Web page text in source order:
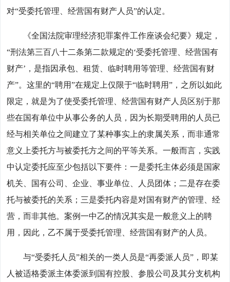
对“受委托管理、经营国有财产人员”的认定。
《全国法院审理经济犯罪案件工作座谈会纪要》规定，
“刑法第三百八十二条第二款规定的‘受委托管理、经营国有
财产’，是指因承包、租赁、临时聘用等管理、经营国有财
产”。这里的“聘用”在规定上仅限于“临时聘用”，之所以如此
限定，就是为了使受委托管理、经营国有财产人员区别于那
些在国有单位中从事公务的人员，因为长期受聘用的人员已
经与相关单位之间建立了某种事实上的隶属关系，而非通常
意义上委托方与被委托方之间的平等关系。一般而言，实践
中认定委托应至少包括以下要件：一是委托主体必须是国家
机关、国有公司、企业、事业单位、人员团体；二是存在委
托与被委托的关系；三是委托内容是对国有财产的管理、经
营，而非其他。案例一中乙的情况其实是一般意义上的聘
用，因此，乙不属于受委托管理、经营国有财产的人员。
与“受委托人员”相关的一类人员是“再委派人员”，即某
人被适格委派主体委派到国有控股、参股公司及其分支机构